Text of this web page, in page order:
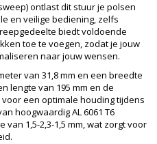
ontlast dit stuur je polsen
en veilige bediening, zelfs
biedt voldoende
toe te voegen, zodat je jouw
naar jouw wensen.
van 31,8 mm en een breedte
lengte van 195 mm en de
een optimale houding tijdens
hoogwaardig AL 6061 T6
1,5-2,3-1,5 mm, wat zorgt voor